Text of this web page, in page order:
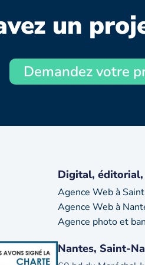
un
Demandez votre
Digital, éditorial,
Agence Web à
Agence Web à
Agence photo et
Nantes, Saint-